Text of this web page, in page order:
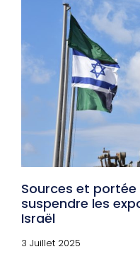
Sources et portée
suspendre les
Israël
3 Juillet 2025